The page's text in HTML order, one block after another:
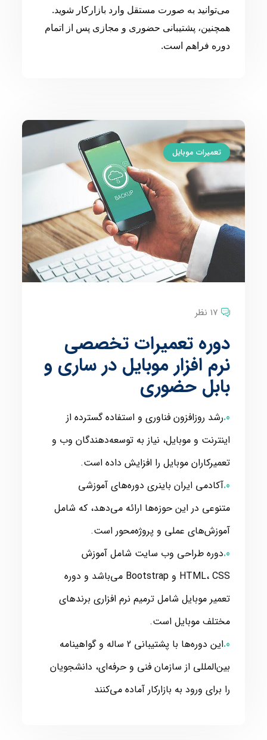
می‌توانید به صورت مستقل وارد بازارکار شوید.
همچنین، پشتیبانی حضوری و مجازی پس از اتمام
دوره فراهم است.
تعمیرات موبایل
17 نظر
دوره تعمیرات تخصصی
نرم افزار موبایل در ساری و
بابل حضوری
رشد روزافزون فناوری و استفاده گسترده از
اینترنت و موبایل، نیاز به توسعه‌دهندگان وب و
تعمیرکاران موبایل را افزایش داده است.
آکادمی ایران باینری دوره‌های آموزشی
متنوعی در این حوزه‌ها ارائه می‌دهد، که شامل
آموزش‌های عملی و پروژه‌محور است.
دوره طراحی وب سایت شامل آموزش
HTML، CSS و Bootstrap می‌باشد و دوره
تعمیر موبایل شامل ترمیم نرم افزاری برندهای
مختلف موبایل است.
این دوره‌ها با پشتیبانی 2 ساله و گواهینامه
بین‌المللی از سازمان فنی و حرفه‌ای، دانشجویان
را برای ورود به بازارکار آماده می‌کنند